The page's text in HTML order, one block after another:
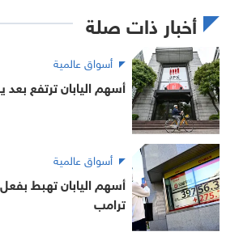
أخبار ذات صلة
أسواق عالمية
أسهم اليابان ترتفع
أسواق عالمية
أسهم اليابان تهبط
ترامب